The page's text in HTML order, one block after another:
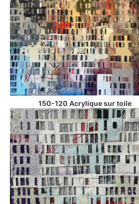
150-120 Acrylique sur toile